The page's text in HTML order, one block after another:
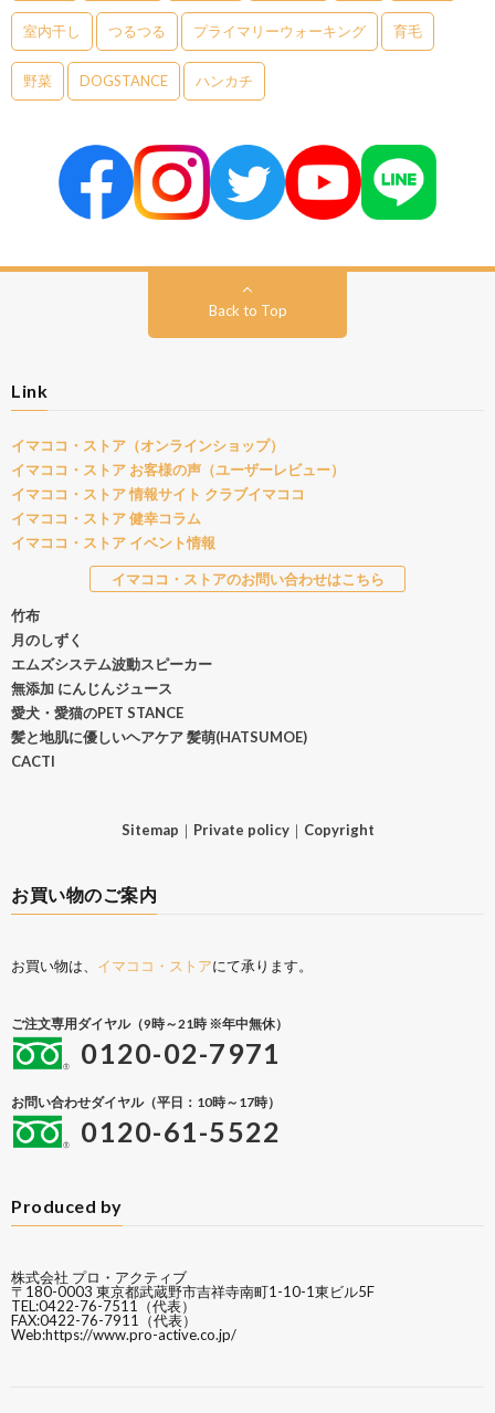
室内干し つるつる プライマリーウォーキング 育毛
野菜 DOGSTANCE ハンカチ
Back to Top
Link
イマココ・ストア（オンラインショップ）
イマココ・ストア お客様の声（ユーザーレビュー）
イマココ・ストア 情報サイト クラブイマココ
イマココ・ストア 健幸コラム
イマココ・ストア イベント情報
イマココ・ストアのお問い合わせはこちら
竹布
月のしずく
エムズシステム波動スピーカー
無添加 にんじんジュース
愛犬・愛猫のPET STANCE
髪と地肌に優しいヘアケア 髪萌(HATSUMOE)
CACTI
Sitemap ｜ Private policy｜ Copyright
お買い物のご案内
お買い物は、 イマココ・ストアにて承ります。
ご注文専用ダイヤル（9時～21時 ※年中無休）
0120-02-7971
お問い合わせダイヤル（平日：10時～17時）
0120-61-5522
Produced by
株式会社 プロ・アクティブ
〒180-0003 東京都武蔵野市吉祥寺南町1-10-1東ビル5F
TEL:0422-76-7511（代表）
FAX:0422-76-7911（代表）
Web:https://www.pro-active.co.jp/